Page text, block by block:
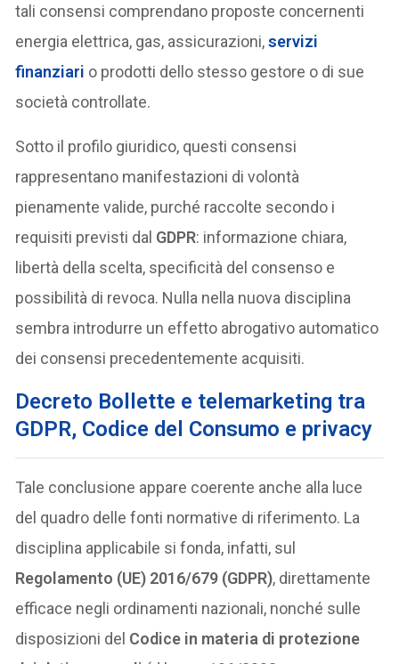
tali consensi comprendano proposte concernenti
energia elettrica, gas, assicurazioni,servizi
finanziari o prodotti dello stesso gestore o di sue
società controllate.
Sotto il profilo giuridico, questi consensi
rappresentano manifestazioni di volontà
pienamente valide, purché raccolte secondo i
requisiti previsti dal GDPR: informazione chiara,
libertà della scelta, specificità del consenso e
possibilità di revoca. Nulla nella nuova disciplina
sembra introdurre un effetto abrogativo automatico
dei consensi precedentemente acquisiti.
Decreto Bollette e telemarketing tra
GDPR, Codice del Consumo e privacy
Tale conclusione appare coerente anche alla luce
del quadro delle fonti normative di riferimento. La
disciplina applicabile si fonda, infatti, sul
Regolamento (UE) 2016/679 (GDPR), direttamente
efficace negli ordinamenti nazionali, nonché sulle
disposizioni del Codice in materia di protezione